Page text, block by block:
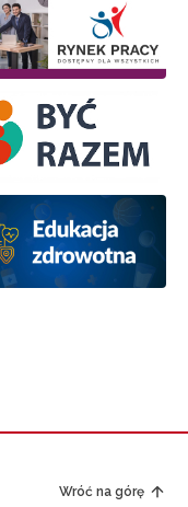
Wróć na górę